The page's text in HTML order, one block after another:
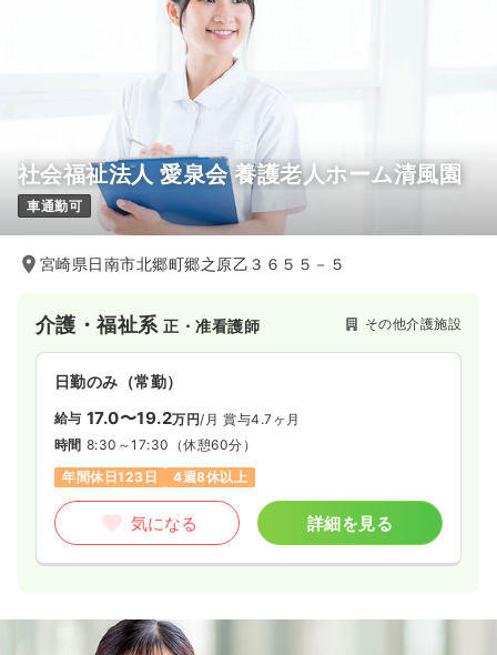
社会福祉法人 愛泉会 養護老人ホーム清風園
車通勤可
宮崎県日南市北郷町郷之原乙３６５５－５
介護・福祉系正・准看護師 その他介護施設
日勤のみ（常勤）
給与 17.0〜19.2万円/月 賞与4.7ヶ月
時間 8:30～17:30 （休憩60分）
年間休日123日
4週8休以上
気になる 詳細を見る